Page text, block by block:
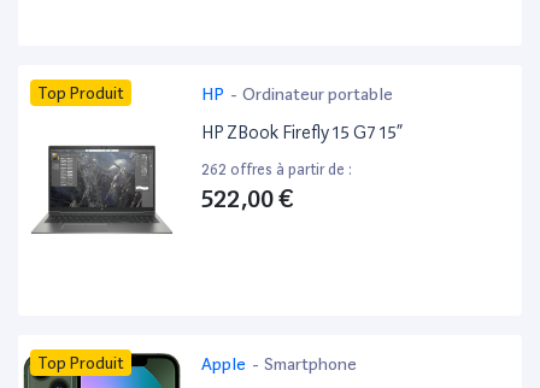
Top Produit HP - Ordinateur portable
HP ZBook Firefly 15 G7 15”
262 offres à partir de :
522,00 €
Top Produit Apple - Smartphone